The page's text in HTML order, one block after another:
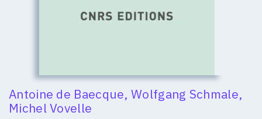
Antoine de Baecque,Wolfgang Schmale,
Michel Vovelle